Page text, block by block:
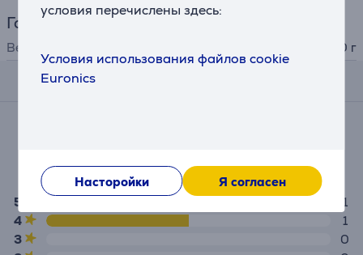
условия перечислены здесь:
Условия использования файлов cookie
Euronics
Насторойки Я согласен
Габариты
Вес 60 г
4,5
5
1
4
1
3
0